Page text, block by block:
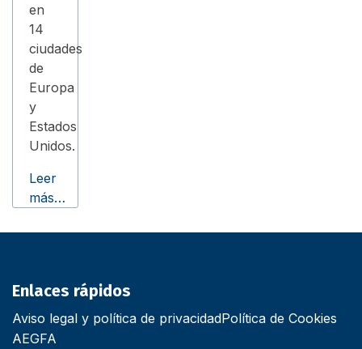
en
14
ciudades
de
Europa
y
Estados
Unidos.
Leer
más…
Enlaces rápidos
Aviso legal y política de privacidadPolítica de Cookies
AEGFA